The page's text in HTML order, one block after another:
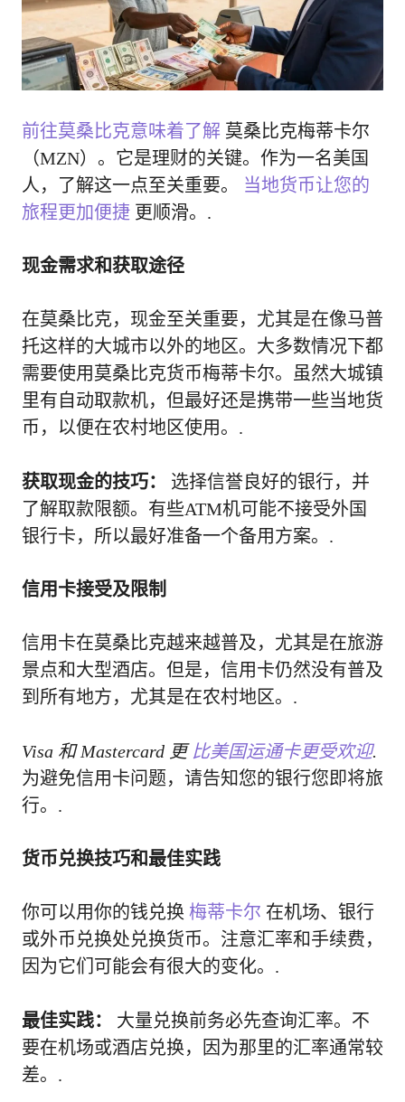
前往莫桑比克意味着了解 莫桑比克梅蒂卡尔
（MZN）。它是理财的关键。作为一名美国
人，了解这一点至关重要。 当地货币让您的
旅程更加便捷 更顺滑。.
现金需求和获取途径
在莫桑比克，现金至关重要，尤其是在像马普
托这样的大城市以外的地区。大多数情况下都
需要使用莫桑比克货币梅蒂卡尔。虽然大城镇
里有自动取款机，但最好还是携带一些当地货
币，以便在农村地区使用。.
获取现金的技巧：
选择信誉良好的银行，并
了解取款限额。有些ATM机可能不接受外国
银行卡，所以最好准备一个备用方案。.
信用卡接受及限制
信用卡在莫桑比克越来越普及，尤其是在旅游
景点和大型酒店。但是，信用卡仍然没有普及
到所有地方，尤其是在农村地区。.
Visa 和 Mastercard 更 比美国运通卡更受欢迎.
为避免信用卡问题，请告知您的银行您即将旅
行。.
货币兑换技巧和最佳实践
你可以用你的钱兑换 梅蒂卡尔 在机场、银行
或外币兑换处兑换货币。注意汇率和手续费，
因为它们可能会有很大的变化。.
最佳实践：
大量兑换前务必先查询汇率。不
要在机场或酒店兑换，因为那里的汇率通常较
差。.